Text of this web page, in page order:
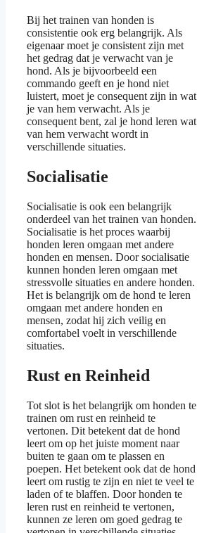
Bij het trainen van honden is
consistentie ook erg belangrijk. Als
eigenaar moet je consistent zijn met
het gedrag dat je verwacht van je
hond. Als je bijvoorbeeld een
commando geeft en je hond niet
luistert, moet je consequent zijn in wat
je van hem verwacht. Als je
consequent bent, zal je hond leren wat
van hem verwacht wordt in
verschillende situaties.
Socialisatie
Socialisatie is ook een belangrijk
onderdeel van het trainen van honden.
Socialisatie is het proces waarbij
honden leren omgaan met andere
honden en mensen. Door socialisatie
kunnen honden leren omgaan met
stressvolle situaties en andere honden.
Het is belangrijk om de hond te leren
omgaan met andere honden en
mensen, zodat hij zich veilig en
comfortabel voelt in verschillende
situaties.
Rust en Reinheid
Tot slot is het belangrijk om honden te
trainen om rust en reinheid te
vertonen. Dit betekent dat de hond
leert om op het juiste moment naar
buiten te gaan om te plassen en
poepen. Het betekent ook dat de hond
leert om rustig te zijn en niet te veel te
laden of te blaffen. Door honden te
leren rust en reinheid te vertonen,
kunnen ze leren om goed gedrag te